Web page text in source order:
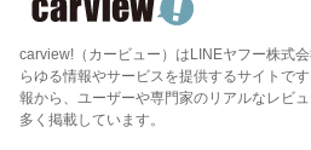
carview!（カービュー）はLINEヤフー株式
らゆる情報やサービスを提供するサイトで
報から、ユーザーや専門家のリアルなレビ
多く掲載しています。